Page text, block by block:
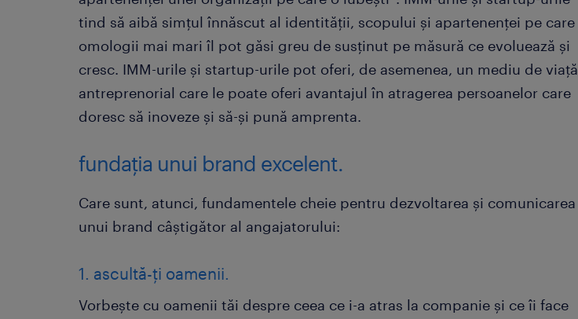
tind să aibă simțul înnăscut al identității, scopului și apartenenței pe care
omologii mai mari îl pot găsi greu de susținut pe măsură ce evoluează și
cresc. IMM-urile și startup-urile pot oferi, de asemenea, un mediu de viață
antreprenorial care le poate oferi avantajul în atragerea persoanelor care
doresc să inoveze și să-și pună amprenta.
fundația unui brand excelent.
Care sunt, atunci, fundamentele cheie pentru dezvoltarea și comunicarea
unui brand câștigător al angajatorului:
1. ascultă-ți oamenii.
Vorbește cu oamenii tăi despre ceea ce i-a atras la companie și ce îi face